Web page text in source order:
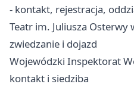
- kontakt, rejestracja,
Teatr im. Juliusza
zwiedzanie i dojazd
Wojewódzki Inspektorat
kontakt i siedziba